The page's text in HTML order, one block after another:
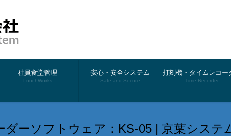
社員食堂管理
LunchWorks
安心・安全システム
Safe and Secure
打刻機・タイムレコー
Time Recorder
ーソフトウェア：KS-05 | 京葉システ